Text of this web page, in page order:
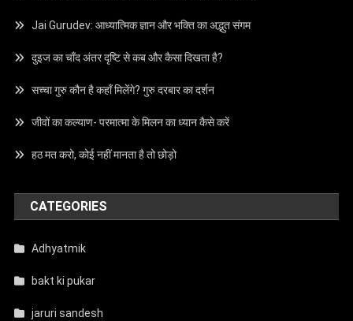
Jai Gurudev: आध्यात्मिक ज्ञान और भक्ति का अद्भुत संगम
दुइज का चाँद अंतर दृष्टि से कब और कैसा दिखता है?
सच्चा गुरु कौन है कहाँ मिलेंगे? गुरु दरबार का दर्शन
जीवों का कल्याण- परमात्मा के मिलन का ध्यान कैसे करें
हठ मत करो, कोई नहीं मानता है तो छोड़ो
CATEGORIES
Adhyatmik
bakt ki pukar
jaruri sandesh